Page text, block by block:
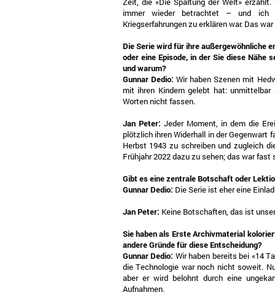
immer wieder betrachtet – und ich
Kriegserfahrungen zu erklären war. Das
Die Serie wird für ihre außergewöhnliche
oder eine Episode, in der Sie diese Nähe
und warum?
Gunnar Dedio: Wir haben Szenen mit
mit ihren Kindern gelebt hat:
Worten nicht fassen.
Jan Peter: Jeder Moment, in dem die
plötzlich ihren Widerhall in der Gegenwart
Herbst 1943 zu schreiben und zugleich
Frühjahr 2022 dazu zu sehen; das war
Gibt es eine zentrale Botschaft oder
Gunnar Dedio: Die Serie ist eher eine
Jan Peter: Keine Botschaften, das ist
Sie haben als Erste Archivmaterial
andere Gründe für diese Entscheidung?
Gunnar Dedio: Wir haben bereits bei «14
die Technologie war noch nicht soweit.
aber er wird belohnt durch eine
Aufnahmen.